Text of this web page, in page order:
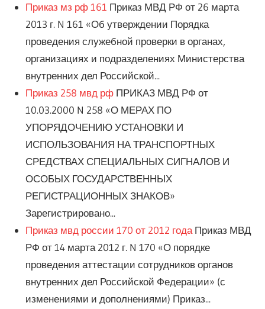
Приказ мз рф 161 Приказ МВД РФ от 26 марта
2013 г. N 161 «Об утверждении Порядка
проведения служебной проверки в органах,
организациях и подразделениях Министерства
внутренних дел Российской...
Приказ 258 мвд рфПРИКАЗ МВД РФ от
10.03.2000 N 258 «О МЕРАХ ПО
УПОРЯДОЧЕНИЮ УСТАНОВКИ И
ИСПОЛЬЗОВАНИЯ НА ТРАНСПОРТНЫХ
СРЕДСТВАХ СПЕЦИАЛЬНЫХ СИГНАЛОВ И
ОСОБЫХ ГОСУДАРСТВЕННЫХ
РЕГИСТРАЦИОННЫХ ЗНАКОВ»
Зарегистрировано...
Приказ мвд россии 170 от 2012 годаПриказ МВД
РФ от 14 марта 2012 г. N 170 «О порядке
проведения аттестации сотрудников органов
внутренних дел Российской Федерации» (с
изменениями и дополнениями) Приказ...